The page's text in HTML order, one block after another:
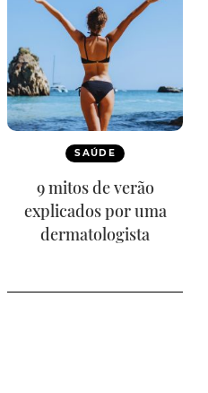
SAÚDE
9 mitos de verão
explicados por uma
dermatologista